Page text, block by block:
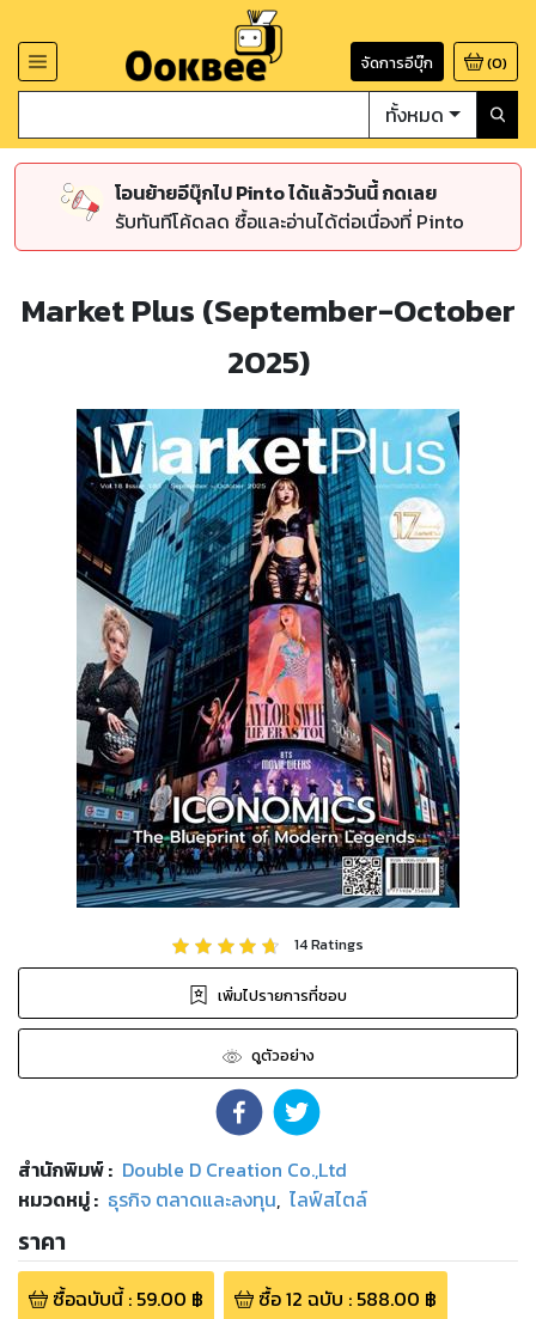
จัดการอีบุ๊ก (0)
ทั้งหมด
โอนย้ายอีบุ๊กไป Pinto ได้แล้ววันนี้ กดเลย
รับทันทีโค้ดลด ซื้อและอ่านได้ต่อเนื่องที่ Pinto
Market Plus (September-October
2025)
14Ratings
เพิ่มไปรายการที่ชอบ
ดูตัวอย่าง
สำนักพิมพ์: Double D Creation Co.,Ltd
หมวดหมู่: ธุรกิจ ตลาดและลงทุน, ไลฟ์สไตล์
ราคา
ซื้อฉบับนี้: 59.00 ฿ ซื้อ12 ฉบับ : 588.00 ฿